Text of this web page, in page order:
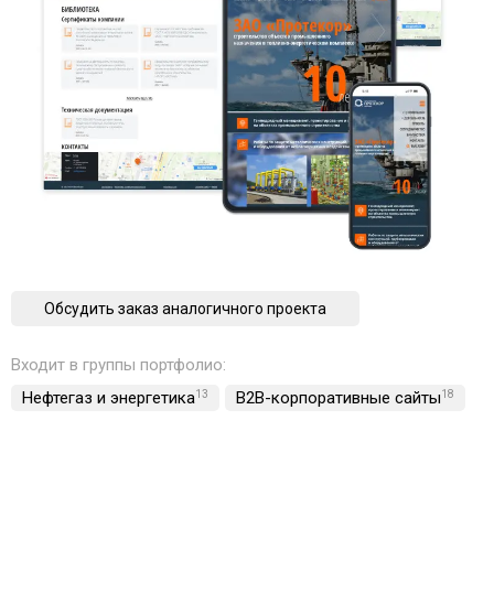
Обсудить заказ аналогичного проекта
Входит в группы портфолио:
Нефтегаз и энергетика13 B2B-корпоративные сайты18